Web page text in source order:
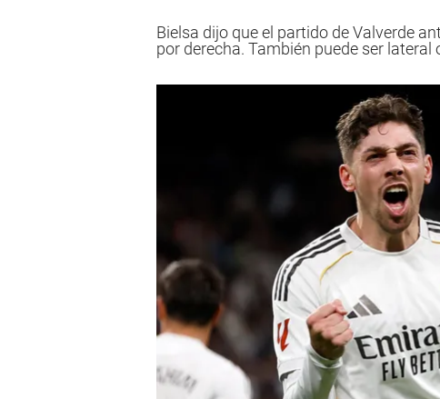
Bielsa dijo que el partido de Valverde
por derecha. También puede ser lateral